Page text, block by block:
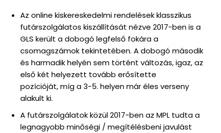
Az online kiskereskedelmi rendelések klasszikus
futárszolgálatos kiszállítását nézve 2017-ben is a
GLS került a dobogó legfelső fokára a
csomagszámok tekintetében. A dobogó második
és harmadik helyén sem történt változás, igaz, az
első két helyezett tovább erősítette
pozícióját, míg a 3-5. helyen már éles verseny
alakult ki.
A futárszolgálatok közül 2017-ben az MPL tudta a
legnagyobb minőségi / megítélésbeni javulást